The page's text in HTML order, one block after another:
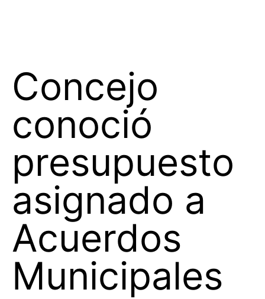
Concejo
conoció
presupuesto
asignado a
Acuerdos
Municipales